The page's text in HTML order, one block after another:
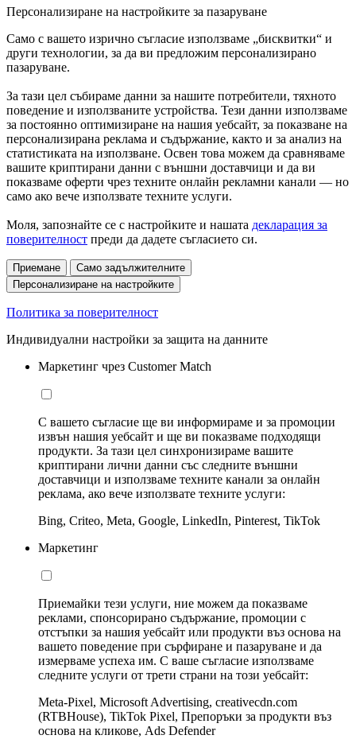
Персонализиране на настройките за пазаруване
Само с вашето изрично съгласие използваме „бисквитки“ и
други технологии, за да ви предложим персонализирано
пазаруване.
За тази цел събираме данни за нашите потребители, тяхното
поведение и използваните устройства. Тези данни използваме
за постоянно оптимизиране на нашия уебсайт, за показване на
персонализирана реклама и съдържание, както и за анализ на
статистиката на използване. Освен това можем да сравняваме
вашите криптирани данни с външни доставчици и да ви
показваме оферти чрез техните онлайн рекламни канали — но
само ако вече използвате техните услуги.
Моля, запознайте се с настройките и нашата декларация за
поверителност преди да дадете съгласието си.
Приемане
Само задължителните
Персонализиране на настройките
Политика за поверителност
Индивидуални настройки за защита на данните
Маркетинг чрез Customer Match
С вашето съгласие ще ви информираме и за промоции
извън нашия уебсайт и ще ви показваме подходящи
продукти. За тази цел синхронизираме вашите
криптирани лични данни със следните външни
доставчици и използваме техните канали за онлайн
реклама, ако вече използвате техните услуги:
Bing, Criteo, Meta, Google, LinkedIn, Pinterest, TikTok
Маркетинг
Приемайки тези услуги, ние можем да показваме
реклами, спонсорирано съдържание, промоции с
отстъпки за нашия уебсайт или продукти въз основа на
вашето поведение при сърфиране и пазаруване и да
измерваме успеха им. С ваше съгласие използваме
следните услуги от трети страни на този уебсайт:
Meta-Pixel, Microsoft Advertising, creativecdn.com
(RTBHouse), TikTok Pixel, Препоръки за продукти въз
основа на кликове, Ads Defender